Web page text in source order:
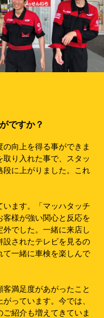
ですか？
向上を得る事ができま
取り入れた事で、スタッ
段に上がりました。これ
います。「マッハタッチ
客様が強い関心と反応を
でした。一緒に来店し
設されたテレビを見るの
て一緒に車検を楽しんで
満足度があがったこと
っています。今では、
紹介も増えてきていま